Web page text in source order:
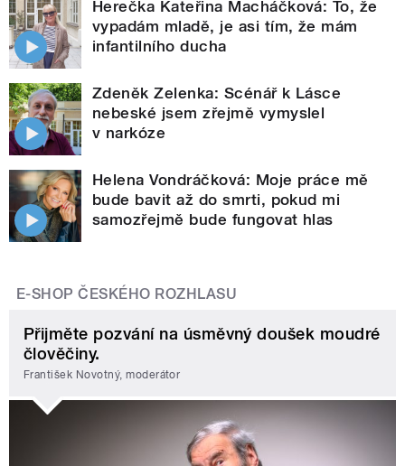
Herečka Kateřina Macháčková: To, že
vypadám mladě, je asi tím, že mám
infantilního ducha
Zdeněk Zelenka: Scénář k Lásce
nebeské jsem zřejmě vymyslel
v narkóze
Helena Vondráčková: Moje práce mě
bude bavit až do smrti, pokud mi
samozřejmě bude fungovat hlas
E-SHOP ČESKÉHO ROZHLASU
Přijměte pozvání na úsměvný doušek moudré
člověčiny.
František Novotný, moderátor